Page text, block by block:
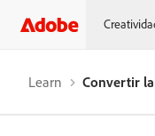
Learn Convertir